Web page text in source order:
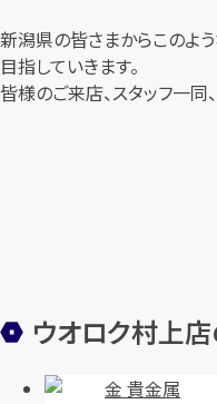
新潟県の皆さまからこのよ
目指していきます。
皆様のご来店、スタッフ一同
ウオロク村上